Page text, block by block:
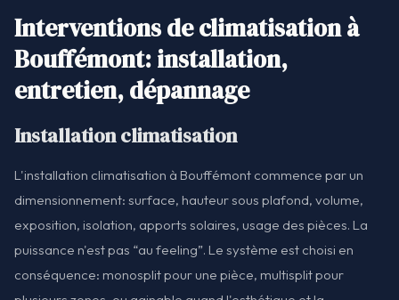
Interventions de climatisation à
Bouffémont: installation,
entretien, dépannage
Installation climatisation
L'installation climatisation à Bouffémont commence par un
dimensionnement: surface, hauteur sous plafond, volume,
exposition, isolation, apports solaires, usage des pièces. La
puissance n'est pas “au feeling”. Le système est choisi en
conséquence: monosplit pour une pièce, multisplit pour